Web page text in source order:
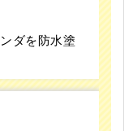
ダを防水塗